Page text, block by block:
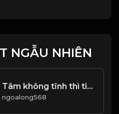
NGẪU NHIÊN
Tâm không tĩnh thì tiến không xa! & Đạo
ngoalong568